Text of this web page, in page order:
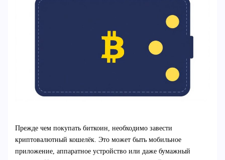
Прежде чем покупать биткоин, необходимо завести
криптовалютный кошелёк. Это может быть мобильное
приложение, аппаратное устройство или даже бумажный